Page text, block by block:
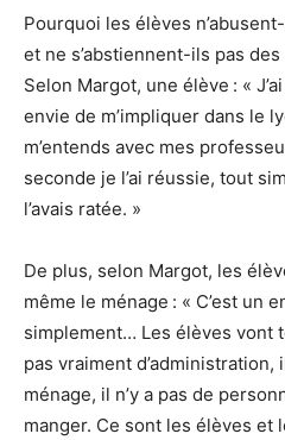
Pourquoi les élèves
et ne s’abstiennent-ils pas
Selon Margot, une élève : «
envie de m’impliquer dans le
m’entends avec mes
seconde je l’ai réussie, tout
l’avais ratée. »
De plus, selon Margot, les
même le ménage : « C’est un
simplement… Les élèves vont
pas vraiment d’administration,
ménage, il n’y a pas de
manger. Ce sont les élèves et